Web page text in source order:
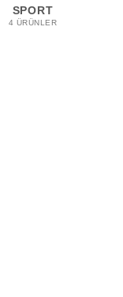
SPORT
4 ÜRÜNLER